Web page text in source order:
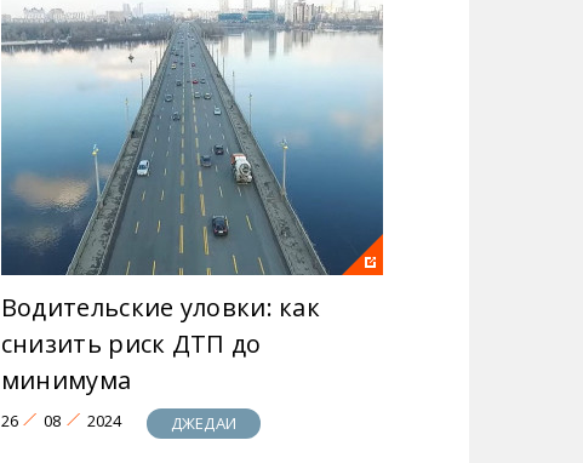
Водительские уловки: как
снизить риск ДТП до
минимума
26 08 2024 ДЖЕДАИ